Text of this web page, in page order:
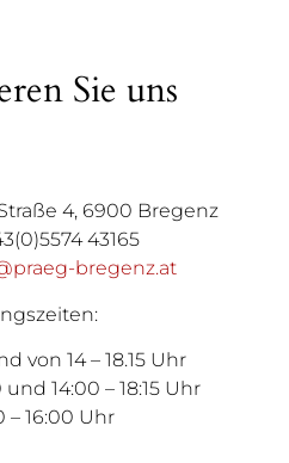
Sie uns
4, 6900 Bregenz
43165
bregenz.at
von 14 – 18.15 Uhr
14:00 – 18:15 Uhr
– 16:00 Uhr